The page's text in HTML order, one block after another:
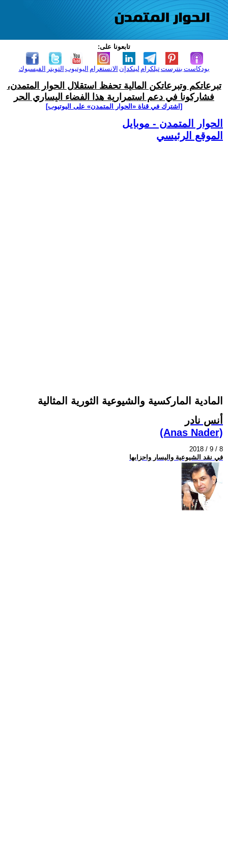
تابعونا على:
الفيسبوك التويتر اليوتيوب الانستغرام لينكدإن تيلكرامبنترست بودكاست
تبرعاتكم وتبرعاتكن المالية تحفظ استقلال الحوار المتمدن،
فشاركونا في دعم استمرارية هذا الفضاء اليساري الحر
[اشترك في قناة ‫«الحوار المتمدن» على اليوتيوب]
الحوار المتمدن - موبايل
الموقع الرئيسي
المادية الماركسية والشيوعية الثورية المثالية
أنس نادر
(Anas Nader)
2018 / 9 / 8
في نقد الشيوعية واليسار واحزابها